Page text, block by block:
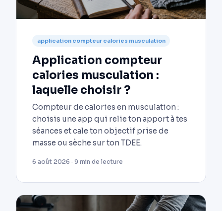
application compteur calories musculation
Application compteur
calories musculation :
laquelle choisir ?
Compteur de calories en musculation :
choisis une app qui relie ton apport à tes
séances et cale ton objectif prise de
masse ou sèche sur ton TDEE.
6 août 2026 · 9 min de lecture